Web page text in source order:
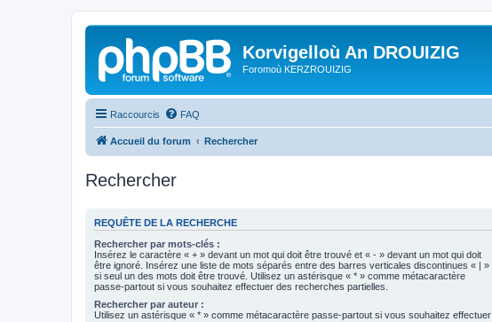
Korvigelloù An DROUIZIG
Foromoù KERZROUIZIG
Raccourcis FAQ
Accueil du forum Rechercher
Rechercher
REQUÊTE DE LA RECHERCHE
Rechercher par mots-clés :
Insérez le caractère « + » devant un mot qui doit être trouvé et « - » devant un mot qui doit
être ignoré. Insérez une liste de mots séparés entre des barres verticales discontinues « | »
si seul un des mots doit être trouvé. Utilisez un astérisque « * » comme métacaractère
passe-partout si vous souhaitez effectuer des recherches partielles.
Rechercher par auteur :
Utilisez un astérisque « * » comme métacaractère passe-partout si vous souhaitez effectuer